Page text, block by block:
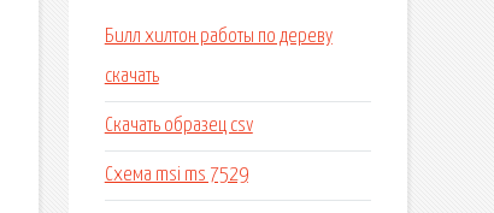
Билл хилтон работы по дереву
скачать
Скачать образец csv
Схема msi ms 7529